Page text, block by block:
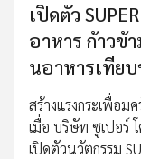
เปิดตัว
อาหาร ก้าวข้า
นอาหารเทีย
สร้างแรงกระเพื่อม
เมื่อ บริษัท ซูเปอร์
เปิดตัวนวัตกรรม